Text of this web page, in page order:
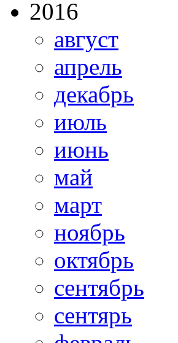
2016
август
апрель
декабрь
июль
июнь
май
март
ноябрь
октябрь
сентябрь
сентярь